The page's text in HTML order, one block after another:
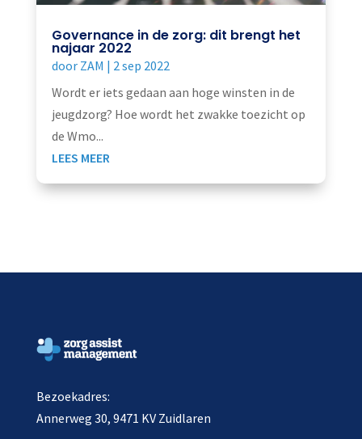
Governance in de zorg: dit brengt het
najaar 2022
door ZAM | 2 sep 2022
Wordt er iets gedaan aan hoge winsten in de
jeugdzorg? Hoe wordt het zwakke toezicht op
de Wmo...
LEES MEER
Bezoekadres:
Annerweg 30, 9471 KV Zuidlaren